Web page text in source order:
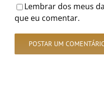
Lembrar dos meus
que eu comentar.